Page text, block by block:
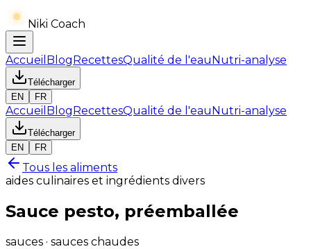
Niki Coach
Accueil BlogRecettesQualité de l'eauNutri-analyse
Télécharger
EN
FR
Accueil BlogRecettesQualité de l'eauNutri-analyse
Télécharger
EN
FR
Tous les aliments
aides culinaires et ingrédients divers
Sauce pesto, préemballée
sauces · sauces chaudes